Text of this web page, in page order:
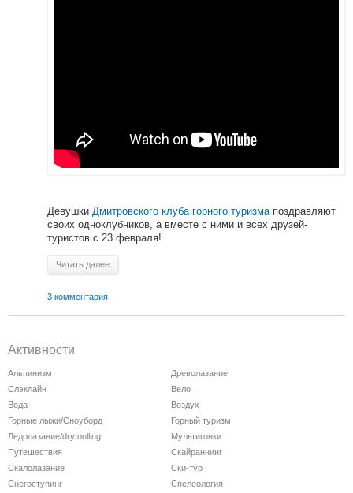
Девушки Дмитровского клуба горного туризма поздравляют
своих одноклубников, а вместе с ними и всех друзей-
туристов с 23 февраля!
Читать далее
3 комментария
Активности
Альпинизм
Древолазание
Слэклайн
Вело
Вода
Воздух
Горные лыжи/Сноуборд
Горный туризм
Ледолазание/drytoolling
Мультигонки
Путешествия
Скайраннинг
Скалолазание
Ски-тур
Снегоступинг
Спелеология